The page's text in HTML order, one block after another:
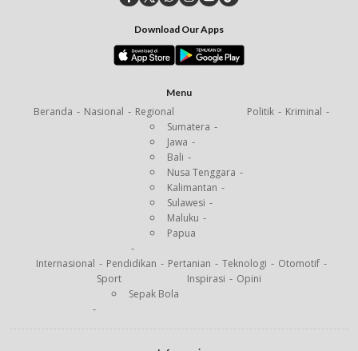
Download Our Apps
Menu
Beranda Nasional
Regional
Sumatera
Jawa
Bali
Nusa Tenggara
Kalimantan
Sulawesi
Maluku
Papua
Politik Kriminal
Internasional Pendidikan Pertanian Teknologi
Otomotif
Sport
Sepak Bola
Inspirasi Opini